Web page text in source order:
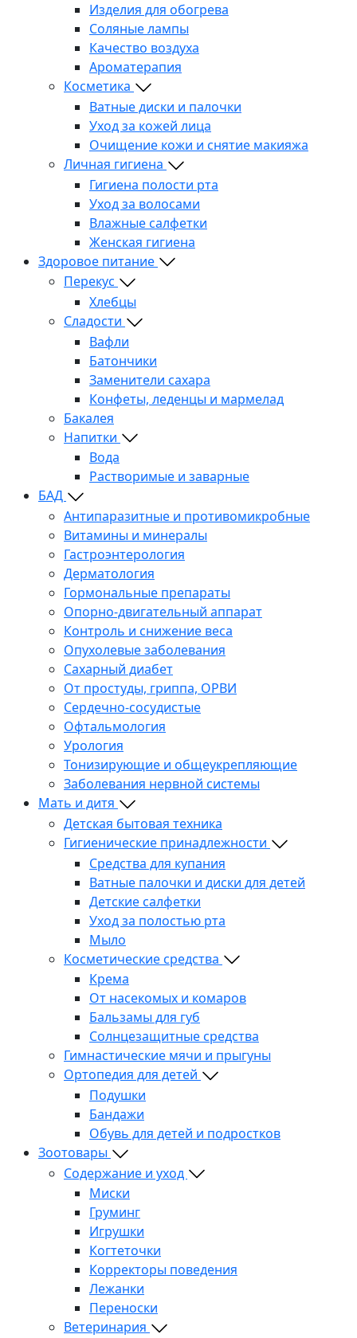
Изделия для обогрева
Соляные лампы
Качество воздуха
Ароматерапия
Косметика
Ватные диски и палочки
Уход за кожей лица
Очищение кожи и снятие макияжа
Личная гигиена
Гигиена полости рта
Уход за волосами
Влажные салфетки
Женская гигиена
Здоровое питание
Перекус
Хлебцы
Сладости
Вафли
Батончики
Заменители сахара
Конфеты, леденцы и мармелад
Бакалея
Напитки
Вода
Растворимые и заварные
БАД
Антипаразитные и противомикробные
Витамины и минералы
Гастроэнтерология
Дерматология
Гормональные препараты
Опорно-двигательный аппарат
Контроль и снижение веса
Опухолевые заболевания
Сахарный диабет
От простуды, гриппа, ОРВИ
Сердечно-сосудистые
Офтальмология
Урология
Тонизирующие и общеукрепляющие
Заболевания нервной системы
Мать и дитя
Детская бытовая техника
Гигиенические принадлежности
Средства для купания
Ватные палочки и диски для детей
Детские салфетки
Уход за полостью рта
Мыло
Косметические средства
Крема
От насекомых и комаров
Бальзамы для губ
Солнцезащитные средства
Гимнастические мячи и прыгуны
Ортопедия для детей
Подушки
Бандажи
Обувь для детей и подростков
Зоотовары
Содержание и уход
Миски
Груминг
Игрушки
Когтеточки
Корректоры поведения
Лежанки
Переноски
Ветеринария